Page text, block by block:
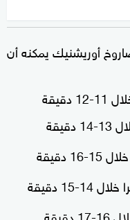
أوريشنيك يمكنه أن